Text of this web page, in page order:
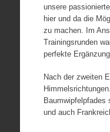
unsere
hier und da die
zu machen. Im
Trainingsrunden
perfekte Ergänzung.
Nach der zweiten
Baumwipfelpfades
und auch